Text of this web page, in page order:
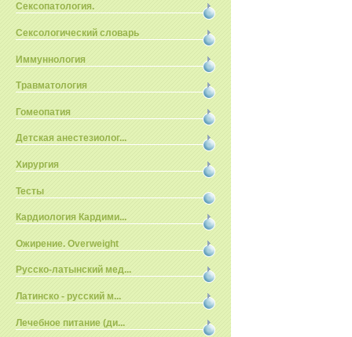
Сексопатология.
Сексологический словарь
Иммуннология
Травматология
Гомеопатия
Детская анестезиолог...
Хирургия
Тесты
Кардиология Кардими...
Ожирение. Overweight
Русско-латынский мед...
Латинско - русский м...
Лечебное питание (ди...